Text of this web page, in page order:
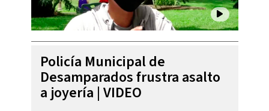
Policía Municipal de
Desamparados frustra asalto
a joyería | VIDEO